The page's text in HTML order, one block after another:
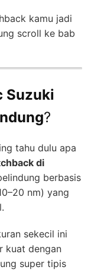
kamu jadi
scroll ke bab
Suzuki
?
tahu dulu apa
di
berbasis
nm) yang
sekecil ini
kuat dengan
super tipis